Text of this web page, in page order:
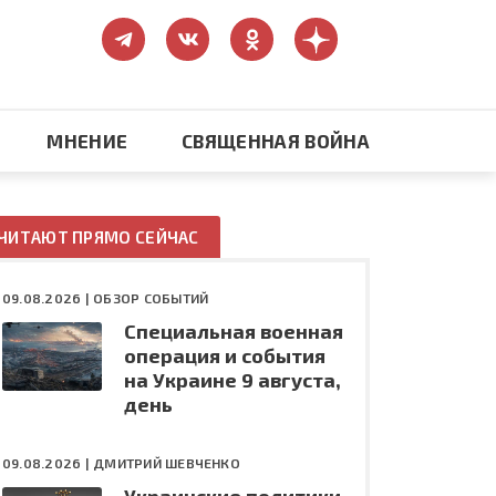
Конфликт на Украине
МНЕНИЕ СВЯЩЕННАЯ ВОЙНА
ПРЯМО СЕЙЧАС
09.08.2026 | ОБЗОР СОБЫТИЙ
Специальная военная
операция и события
на Украине 9 августа,
день
09.08.2026 | ДМИТРИЙ ШЕВЧЕНКО